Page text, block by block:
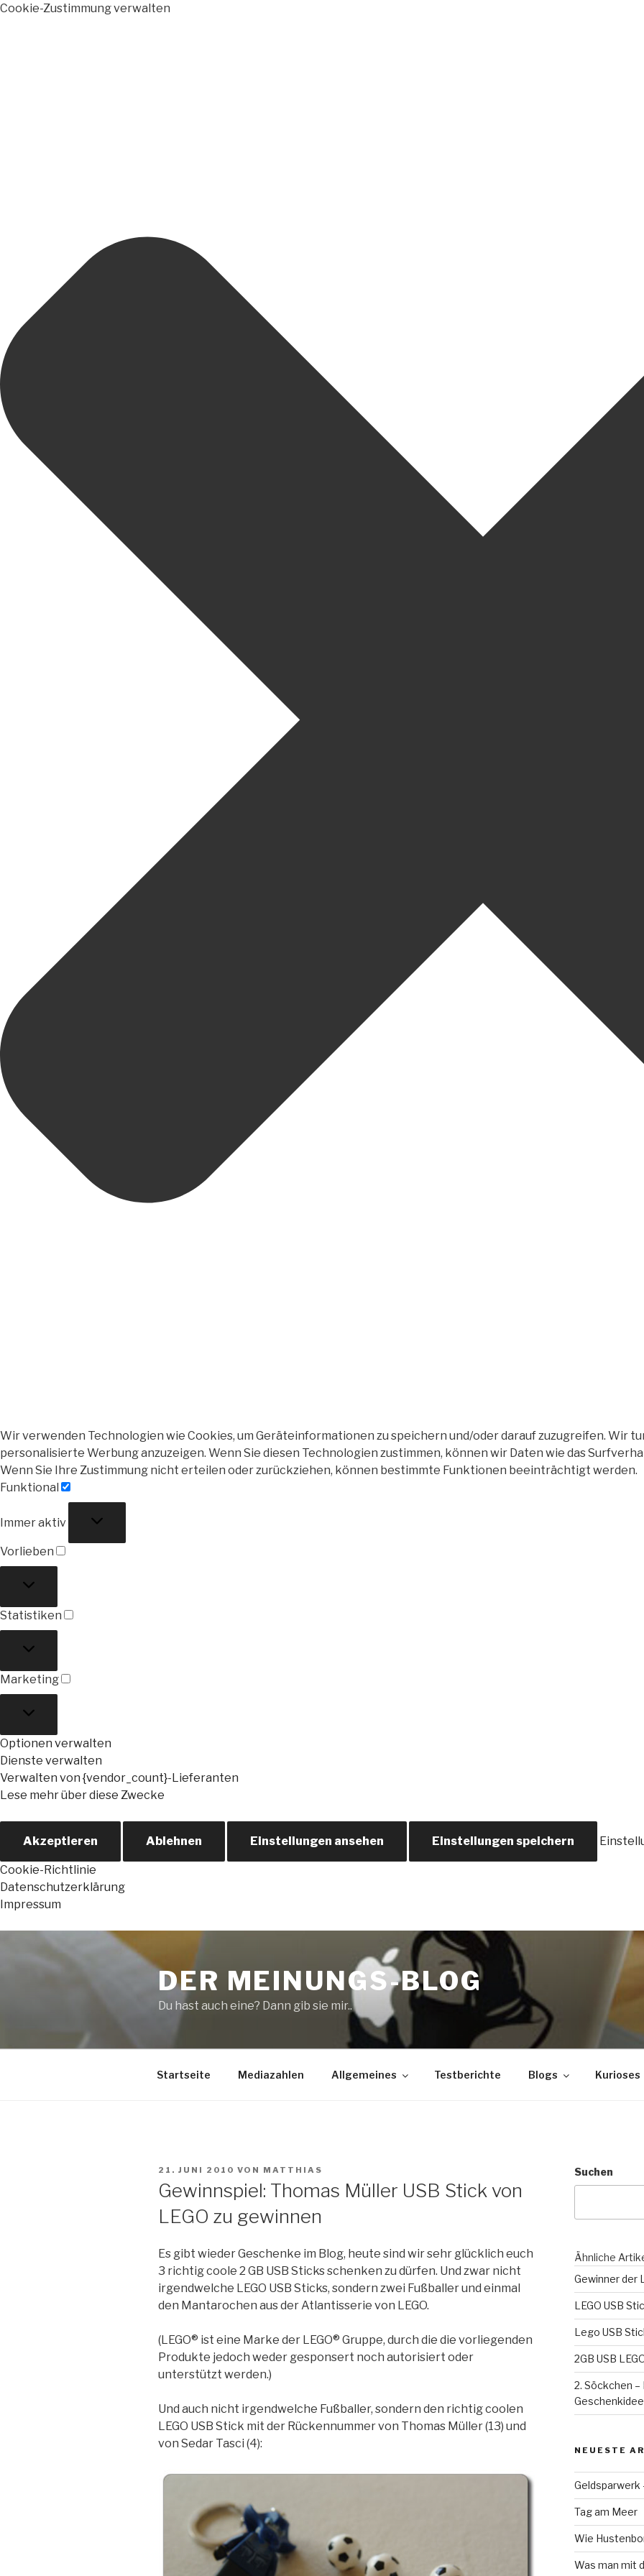
Cookie-Zustimmung verwalten
Wir verwenden Technologien wie Cookies, um Geräteinformationen zu speichern und/oder darauf zuzugreifen. Wir
personalisierte Werbung anzuzeigen. Wenn Sie diesen Technologien zustimmen, können wir Daten wie das
Wenn Sie Ihre Zustimmung nicht erteilen oder zurückziehen, können bestimmte Funktionen beeinträchtigt werden.
Funktional
Immer aktiv
Vorlieben
Statistiken
Marketing
Optionen verwalten
Dienste verwalten
Verwalten von {vendor_count}-Lieferanten
Lese mehr über diese Zwecke
Akzeptieren Ablehnen Einstellungen ansehen Einstellungen speichern
Cookie-Richtlinie
Datenschutzerklärung
Impressum
springen
DER MEINUNGS-BLOG
Du hast auch eine? Dann gib sie mir..
Startseite Mediazahlen Allgemeines Testberichte Blogs Kurioses
VERÖFFENTLICHT
21. JUNI 2010 VON MATTHIAS
Gewinnspiel: Thomas Müller USB Stick von
LEGO zu gewinnen
Es gibt wieder Geschenke im Blog, heute sind wir sehr glücklich euch
3 richtig coole 2 GB USB Sticks schenken zu dürfen. Und zwar nicht
irgendwelche LEGO USB Sticks, sondern zwei Fußballer und einmal
den Mantarochen aus der Atlantisserie von LEGO.
(LEGO® ist eine Marke der LEGO® Gruppe, durch die die vorliegenden
Produkte jedoch weder gesponsert noch autorisiert oder
unterstützt werden.)
Und auch nicht irgendwelche Fußballer, sondern den richtig coolen
LEGO USB Stick mit der Rückennummer von Thomas Müller (13) und
von Sedar Tasci (4):
Suchen
Ähnliche
Gewinner der
LEGO USB
Lego USB
2GB USB
2. Söckchen
NEUESTE
Geldsparwerk
Tag am Meer
Wie
Was man mit